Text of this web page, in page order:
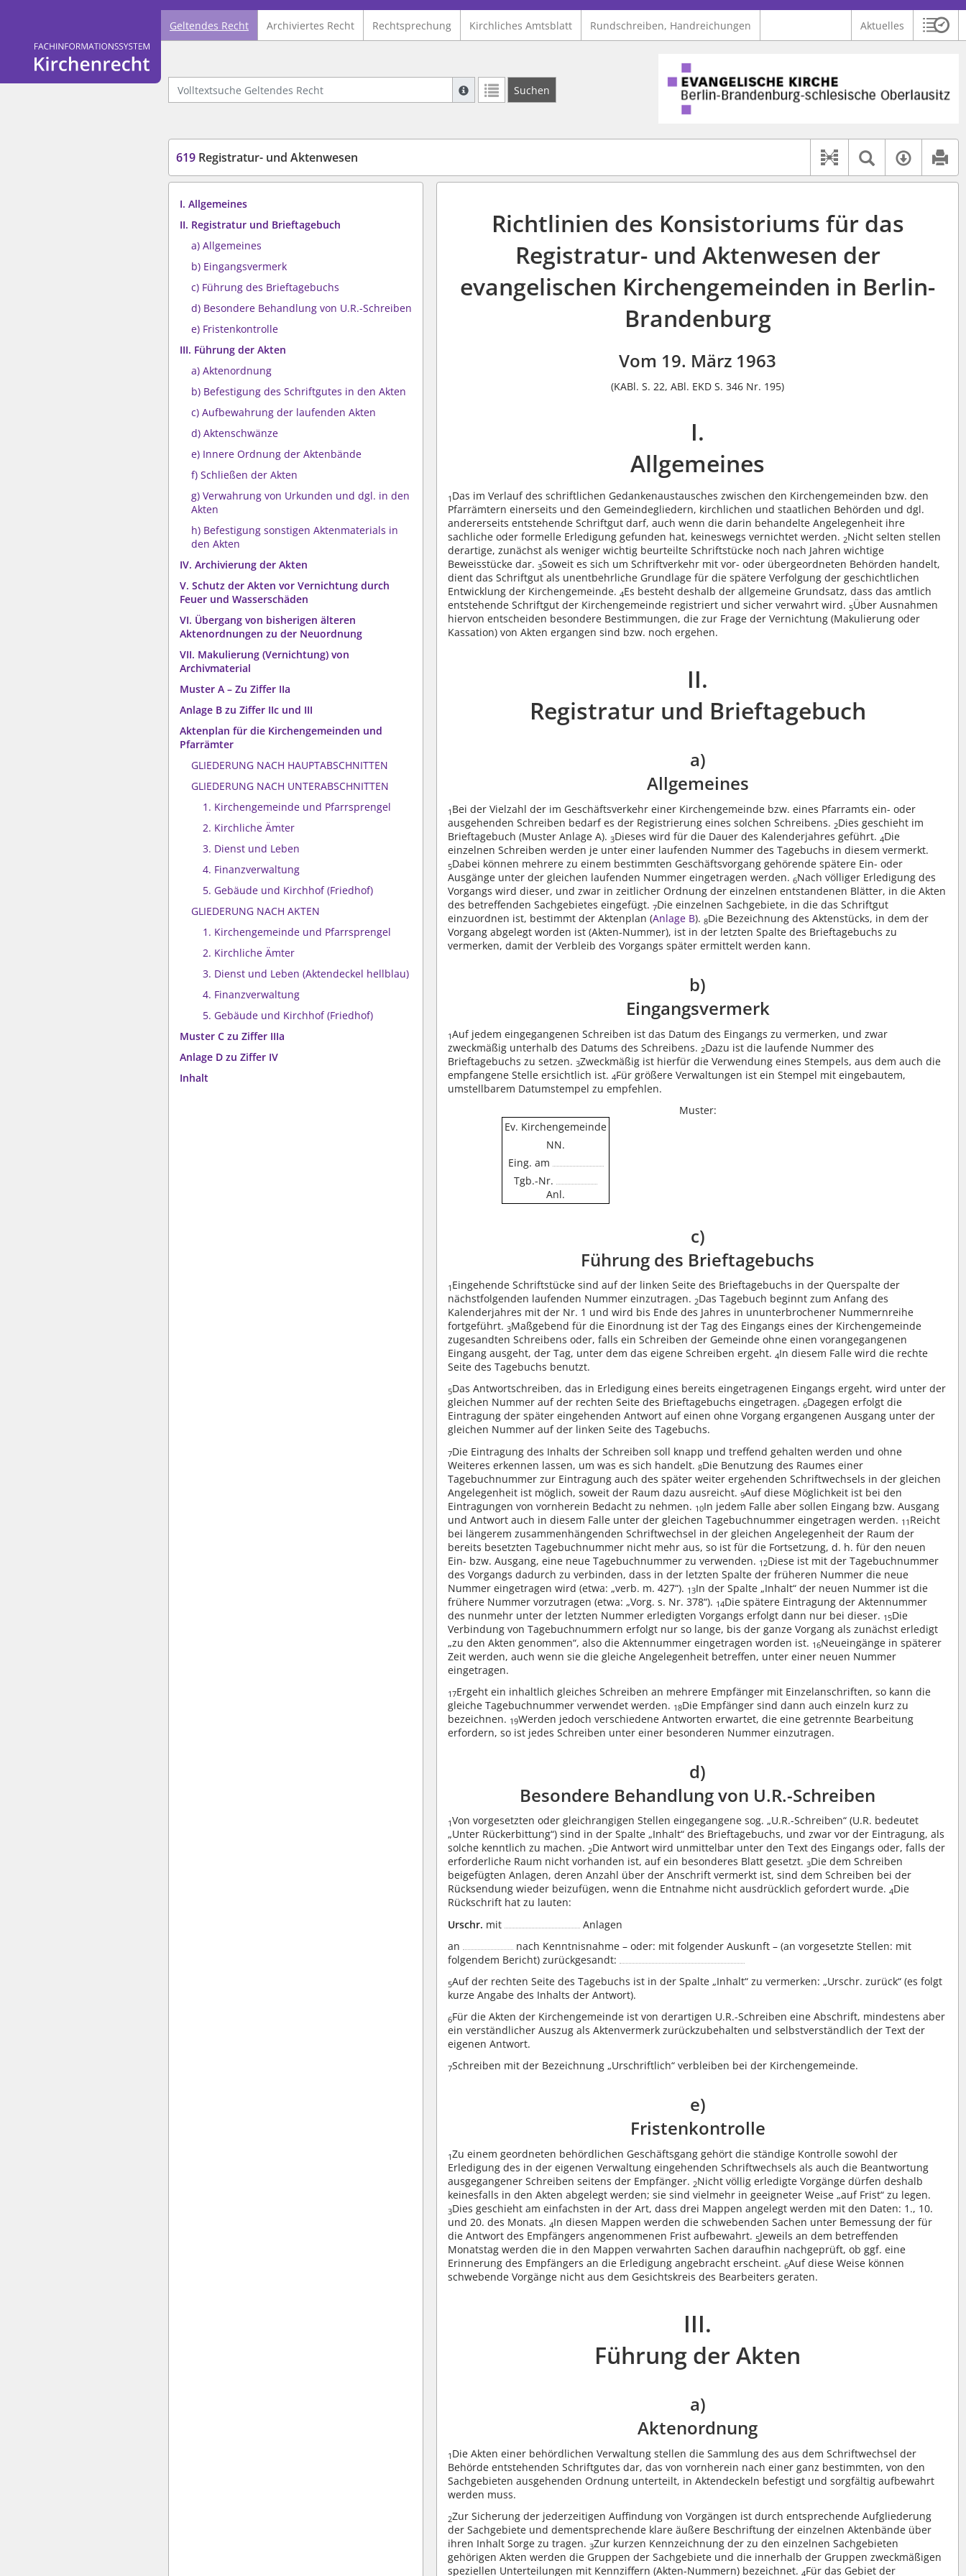
Logo Fachinformationssystem Kirchenrecht
Geltendes Recht Archiviertes Recht Rechtsprechung Kirchliches Amtsblatt Rundschreiben, Handreichungen Aktuelles
Volltextsuche Geltendes Recht
Suche mit Platzhalter "*", Bsp. Pfarrer*, findet auch: "Pfarrerinitiative" oder "Pfarrerausschuss".
Weitere Suchoperatoren finden Sie in unserer Hilfe.
Suchen
Logo Ev. Kirche Berlin-Brandenburg-schlesische Oberlausitz
619 Registratur- und Aktenwesen
Dokument-
Textsuche
I. Allgemeines
II. Registratur und Brieftagebuch
a) Allgemeines
b) Eingangsvermerk
c) Führung des Brieftagebuchs
d) Besondere Behandlung von U.R.-Schreiben
e) Fristenkontrolle
III. Führung der Akten
a) Aktenordnung
b) Befestigung des Schriftgutes in den Akten
c) Aufbewahrung der laufenden Akten
d) Aktenschwänze
e) Innere Ordnung der Aktenbände
f) Schließen der Akten
g) Verwahrung von Urkunden und dgl. in den
Akten
h) Befestigung sonstigen Aktenmaterials in
den Akten
IV. Archivierung der Akten
V. Schutz der Akten vor Vernichtung durch
Feuer und Wasserschäden
VI. Übergang von bisherigen älteren
Aktenordnungen zu der Neuordnung
VII. Makulierung (Vernichtung) von
Archivmaterial
Muster A – Zu Ziffer IIa
Anlage B zu Ziffer IIc und III
Aktenplan für die Kirchengemeinden und
Pfarrämter
GLIEDERUNG NACH HAUPTABSCHNITTEN
GLIEDERUNG NACH UNTERABSCHNITTEN
1. Kirchengemeinde und Pfarrsprengel
2. Kirchliche Ämter
3. Dienst und Leben
4. Finanzverwaltung
5. Gebäude und Kirchhof (Friedhof)
GLIEDERUNG NACH AKTEN
1. Kirchengemeinde und Pfarrsprengel
2. Kirchliche Ämter
3. Dienst und Leben (Aktendeckel hellblau)
4. Finanzverwaltung
5. Gebäude und Kirchhof (Friedhof)
Muster C zu Ziffer IIIa
Anlage D zu Ziffer IV
Inhalt
Richtlinien des Konsistoriums für das
Registratur- und Aktenwesen der
evangelischen Kirchengemeinden in Berlin-
Brandenburg
Vom 19. März 1963
(KABl. S. 22, ABl. EKD S. 346 Nr. 195)
I.
Allgemeines
1 Das im Verlauf des schriftlichen Gedankenaustausches zwischen den Kirchengemeinden bzw. den
Pfarrämtern einerseits und den Gemeindegliedern, kirchlichen und staatlichen Behörden und dgl.
andererseits entstehende Schriftgut darf, auch wenn die darin behandelte Angelegenheit ihre
sachliche oder formelle Erledigung gefunden hat, keineswegs vernichtet werden. 2Nicht selten stellen
derartige, zunächst als weniger wichtig beurteilte Schriftstücke noch nach Jahren wichtige
Beweisstücke dar.3Soweit es sich um Schriftverkehr mit vor- oder übergeordneten Behörden handelt,
dient das Schriftgut als unentbehrliche Grundlage für die spätere Verfolgung der geschichtlichen
Entwicklung der Kirchengemeinde.4Es besteht deshalb der allgemeine Grundsatz, dass das amtlich
entstehende Schriftgut der Kirchengemeinde registriert und sicher verwahrt wird. 5Über Ausnahmen
hiervon entscheiden besondere Bestimmungen, die zur Frage der Vernichtung (Makulierung oder
Kassation) von Akten ergangen sind bzw. noch ergehen.
II.
Registratur und Brieftagebuch
a)
Allgemeines
1 Bei der Vielzahl der im Geschäftsverkehr einer Kirchengemeinde bzw. eines Pfarramts ein- oder
ausgehenden Schreiben bedarf es der Registrierung eines solchen Schreibens. 2Dies geschieht im
Brieftagebuch (Muster Anlage A).3Dieses wird für die Dauer des Kalenderjahres geführt.4Die
einzelnen Schreiben werden je unter einer laufenden Nummer des Tagebuchs in diesem vermerkt.
5Dabei können mehrere zu einem bestimmten Geschäftsvorgang gehörende spätere Ein- oder
Ausgänge unter der gleichen laufenden Nummer eingetragen werden.6Nach völliger Erledigung des
Vorgangs wird dieser, und zwar in zeitlicher Ordnung der einzelnen entstandenen Blätter, in die Akten
des betreffenden Sachgebietes eingefügt.7Die einzelnen Sachgebiete, in die das Schriftgut
einzuordnen ist, bestimmt der Aktenplan (Anlage B).8Die Bezeichnung des Aktenstücks, in dem der
Vorgang abgelegt worden ist (Akten-Nummer), ist in der letzten Spalte des Brieftagebuchs zu
vermerken, damit der Verbleib des Vorgangs später ermittelt werden kann.
b)
Eingangsvermerk
1Auf jedem eingegangenen Schreiben ist das Datum des Eingangs zu vermerken, und zwar
zweckmäßig unterhalb des Datums des Schreibens. 2Dazu ist die laufende Nummer des
Brieftagebuchs zu setzen.3Zweckmäßig ist hierfür die Verwendung eines Stempels, aus dem auch die
empfangene Stelle ersichtlich ist.4Für größere Verwaltungen ist ein Stempel mit eingebautem,
umstellbarem Datumstempel zu empfehlen.
Muster:
Ev. Kirchengemeinde
NN.
Eing. am
Tgb.-Nr.
Anl.
c)
Führung des Brieftagebuchs
1 Eingehende Schriftstücke sind auf der linken Seite des Brieftagebuchs in der Querspalte der
nächstfolgenden laufenden Nummer einzutragen. 2Das Tagebuch beginnt zum Anfang des
Kalenderjahres mit der Nr. 1 und wird bis Ende des Jahres in ununterbrochener Nummernreihe
fortgeführt.3Maßgebend für die Einordnung ist der Tag des Eingangs eines der Kirchengemeinde
zugesandten Schreibens oder, falls ein Schreiben der Gemeinde ohne einen vorangegangenen
Eingang ausgeht, der Tag, unter dem das eigene Schreiben ergeht.4In diesem Falle wird die rechte
Seite des Tagebuchs benutzt.
5Das Antwortschreiben, das in Erledigung eines bereits eingetragenen Eingangs ergeht, wird unter der
gleichen Nummer auf der rechten Seite des Brieftagebuchs eingetragen.6Dagegen erfolgt die
Eintragung der später eingehenden Antwort auf einen ohne Vorgang ergangenen Ausgang unter der
gleichen Nummer auf der linken Seite des Tagebuchs.
7Die Eintragung des Inhalts der Schreiben soll knapp und treffend gehalten werden und ohne
Weiteres erkennen lassen, um was es sich handelt.8Die Benutzung des Raumes einer
Tagebuchnummer zur Eintragung auch des später weiter ergehenden Schriftwechsels in der gleichen
Angelegenheit ist möglich, soweit der Raum dazu ausreicht.9Auf diese Möglichkeit ist bei den
Eintragungen von vornherein Bedacht zu nehmen. 10In jedem Falle aber sollen Eingang bzw. Ausgang
und Antwort auch in diesem Falle unter der gleichen Tagebuchnummer eingetragen werden. 11 Reicht
bei längerem zusammenhängenden Schriftwechsel in der gleichen Angelegenheit der Raum der
bereits besetzten Tagebuchnummer nicht mehr aus, so ist für die Fortsetzung, d. h. für den neuen
Ein- bzw. Ausgang, eine neue Tagebuchnummer zu verwenden. 12Diese ist mit der Tagebuchnummer
des Vorgangs dadurch zu verbinden, dass in der letzten Spalte der früheren Nummer die neue
Nummer eingetragen wird (etwa: „verb. m. 427“). 13In der Spalte „Inhalt“ der neuen Nummer ist die
frühere Nummer vorzutragen (etwa: „Vorg. s. Nr. 378“). 14Die spätere Eintragung der Aktennummer
des nunmehr unter der letzten Nummer erledigten Vorgangs erfolgt dann nur bei dieser. 15Die
Verbindung von Tagebuchnummern erfolgt nur so lange, bis der ganze Vorgang als zunächst erledigt
„zu den Akten genommen“, also die Aktennummer eingetragen worden ist. 16Neueingänge in späterer
Zeit werden, auch wenn sie die gleiche Angelegenheit betreffen, unter einer neuen Nummer
eingetragen.
17Ergeht ein inhaltlich gleiches Schreiben an mehrere Empfänger mit Einzelanschriften, so kann die
gleiche Tagebuchnummer verwendet werden. 18Die Empfänger sind dann auch einzeln kurz zu
bezeichnen. 19Werden jedoch verschiedene Antworten erwartet, die eine getrennte Bearbeitung
erfordern, so ist jedes Schreiben unter einer besonderen Nummer einzutragen.
d)
Besondere Behandlung von U.R.-Schreiben
1Von vorgesetzten oder gleichrangigen Stellen eingegangene sog. „U.R.-Schreiben“ (U.R. bedeutet
„Unter Rückerbittung“) sind in der Spalte „Inhalt“ des Brieftagebuchs, und zwar vor der Eintragung, als
solche kenntlich zu machen. 2Die Antwort wird unmittelbar unter den Text des Eingangs oder, falls der
erforderliche Raum nicht vorhanden ist, auf ein besonderes Blatt gesetzt.3Die dem Schreiben
beigefügten Anlagen, deren Anzahl über der Anschrift vermerkt ist, sind dem Schreiben bei der
Rücksendung wieder beizufügen, wenn die Entnahme nicht ausdrücklich gefordert wurde.4Die
Rückschrift hat zu lauten:
Urschr. mit
Anlagen
an
nach Kenntnisnahme – oder: mit folgender Auskunft – (an vorgesetzte Stellen: mit
folgendem Bericht) zurückgesandt:
5Auf der rechten Seite des Tagebuchs ist in der Spalte „Inhalt“ zu vermerken: „Urschr. zurück“ (es folgt
kurze Angabe des Inhalts der Antwort).
6Für die Akten der Kirchengemeinde ist von derartigen U.R.-Schreiben eine Abschrift, mindestens aber
ein verständlicher Auszug als Aktenvermerk zurückzubehalten und selbstverständlich der Text der
eigenen Antwort.
7Schreiben mit der Bezeichnung „Urschriftlich“ verbleiben bei der Kirchengemeinde.
e)
Fristenkontrolle
1Zu einem geordneten behördlichen Geschäftsgang gehört die ständige Kontrolle sowohl der
Erledigung des in der eigenen Verwaltung eingehenden Schriftwechsels als auch die Beantwortung
ausgegangener Schreiben seitens der Empfänger. 2Nicht völlig erledigte Vorgänge dürfen deshalb
keinesfalls in den Akten abgelegt werden; sie sind vielmehr in geeigneter Weise „auf Frist“ zu legen.
3Dies geschieht am einfachsten in der Art, dass drei Mappen angelegt werden mit den Daten: 1., 10.
und 20. des Monats.4In diesen Mappen werden die schwebenden Sachen unter Bemessung der für
die Antwort des Empfängers angenommenen Frist aufbewahrt. 5Jeweils an dem betreffenden
Monatstag werden die in den Mappen verwahrten Sachen daraufhin nachgeprüft, ob ggf. eine
Erinnerung des Empfängers an die Erledigung angebracht erscheint.6Auf diese Weise können
schwebende Vorgänge nicht aus dem Gesichtskreis des Bearbeiters geraten.
III.
Führung der Akten
a)
Aktenordnung
1 Die Akten einer behördlichen Verwaltung stellen die Sammlung des aus dem Schriftwechsel der
Behörde entstehenden Schriftgutes dar, das von vornherein nach einer ganz bestimmten, von den
Sachgebieten ausgehenden Ordnung unterteilt, in Aktendeckeln befestigt und sorgfältig aufbewahrt
werden muss.
2Zur Sicherung der jederzeitigen Auffindung von Vorgängen ist durch entsprechende Aufgliederung
der Sachgebiete und dementsprechende klare äußere Beschriftung der einzelnen Aktenbände über
ihren Inhalt Sorge zu tragen.3Zur kurzen Kennzeichnung der zu den einzelnen Sachgebieten
gehörigen Akten werden die Gruppen der Sachgebiete und die innerhalb der Gruppen zweckmäßigen
speziellen Unterteilungen mit Kennziffern (Akten-Nummern) bezeichnet.4Für das Gebiet der